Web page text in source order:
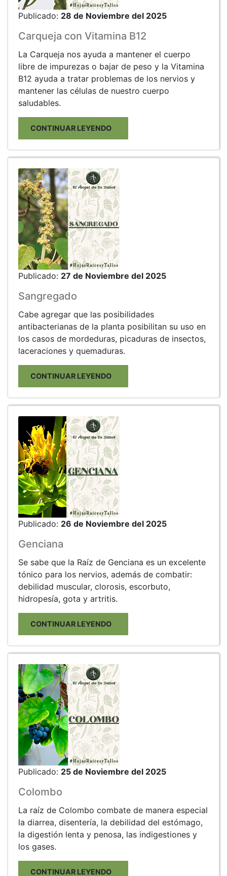
Publicado: 28 de Noviembre del 2025
Carqueja con Vitamina B12
La Carqueja nos ayuda a mantener el cuerpo
libre de impurezas o bajar de peso y la Vitamina
B12 ayuda a tratar problemas de los nervios y
mantener las células de nuestro cuerpo
saludables.
CONTINUAR LEYENDO
Publicado: 27 de Noviembre del 2025
Sangregado
Cabe agregar que las posibilidades
antibacterianas de la planta posibilitan su uso en
los casos de mordeduras, picaduras de insectos,
laceraciones y quemaduras.
CONTINUAR LEYENDO
Publicado: 26 de Noviembre del 2025
Genciana
Se sabe que la Raíz de Genciana es un excelente
tónico para los nervios, además de combatir:
debilidad muscular, clorosis, escorbuto,
hidropesía, gota y artritis.
CONTINUAR LEYENDO
Publicado: 25 de Noviembre del 2025
Colombo
La raíz de Colombo combate de manera especial
la diarrea, disentería, la debilidad del estómago,
la digestión lenta y penosa, las indigestiones y
los gases.
CONTINUAR LEYENDO